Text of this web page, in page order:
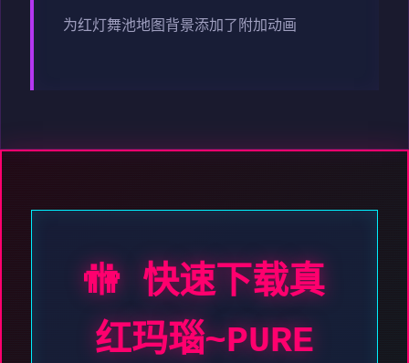
为红灯舞池地图背景添加了附加动画
🚻 快速下载真
红玛瑙~PURE